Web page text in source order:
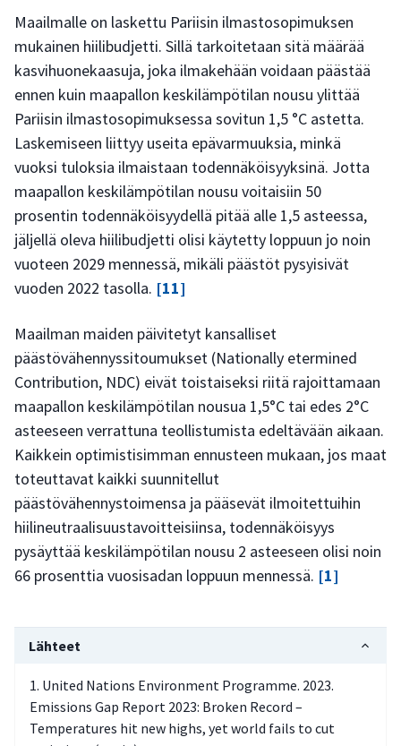
Maailmalle on laskettu Pariisin ilmastosopimuksen
mukainen hiilibudjetti. Sillä tarkoitetaan sitä määrää
kasvihuonekaasuja, joka ilmakehään voidaan päästää
ennen kuin maapallon keskilämpötilan nousu ylittää
Pariisin ilmastosopimuksessa sovitun 1,5 °C astetta.
Laskemiseen liittyy useita epävarmuuksia, minkä
vuoksi tuloksia ilmaistaan todennäköisyyksinä. Jotta
maapallon keskilämpötilan nousu voitaisiin 50
prosentin todennäköisyydellä pitää alle 1,5 asteessa,
jäljellä oleva hiilibudjetti olisi käytetty loppuun jo noin
vuoteen 2029 mennessä, mikäli päästöt pysyisivät
vuoden 2022 tasolla. [11]
Maailman maiden päivitetyt kansalliset
päästövähennyssitoumukset (Nationally etermined
Contribution, NDC) eivät toistaiseksi riitä rajoittamaan
maapallon keskilämpötilan nousua 1,5°C tai edes 2°C
asteeseen verrattuna teollistumista edeltävään aikaan.
Kaikkein optimistisimman ennusteen mukaan, jos maat
toteuttavat kaikki suunnitellut
päästövähennystoimensa ja pääsevät ilmoitettuihin
hiilineutraalisuustavoitteisiinsa, todennäköisyys
pysäyttää keskilämpötilan nousu 2 asteeseen olisi noin
66 prosenttia vuosisadan loppuun mennessä. [1]
Lähteet
United Nations Environment Programme. 2023.
Emissions Gap Report 2023: Broken Record –
Temperatures hit new highs, yet world fails to cut